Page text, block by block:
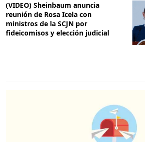
(VIDEO) Sheinbaum anuncia
reunión de Rosa Icela con
ministros de la SCJN por
fideicomisos y elección judicial